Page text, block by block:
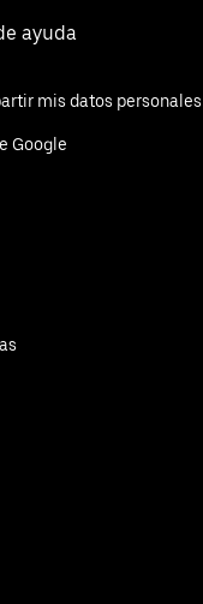
ayuda
mis datos personales
Google